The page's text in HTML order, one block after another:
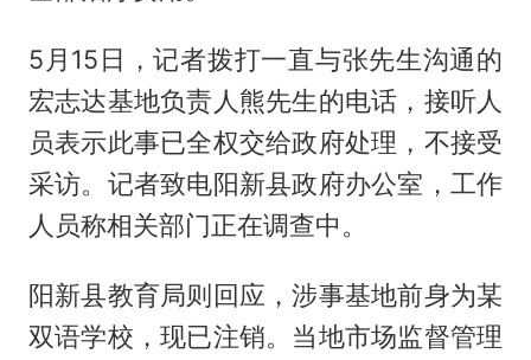
5月15日，记者拨打一直与张先生沟通的
宏志达基地负责人熊先生的电话，接听人
员表示此事已全权交给政府处理，不接受
采访。记者致电阳新县政府办公室，工作
人员称相关部门正在调查中。
阳新县教育局则回应，涉事基地前身为某
双语学校，现已注销。当地市场监督管理